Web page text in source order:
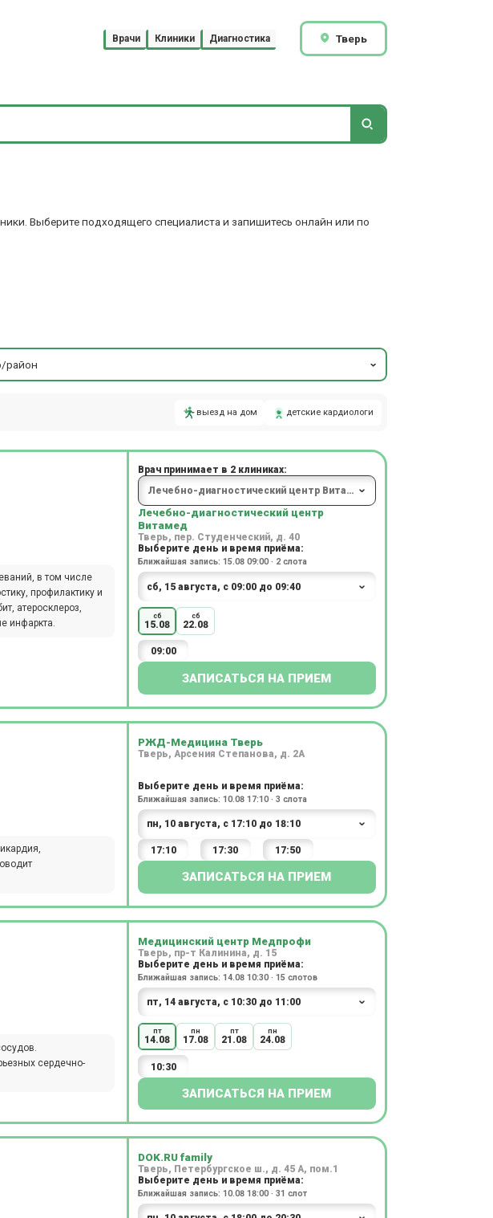
Врачи Клиники Диагностика Тверь
Выберите подходящего специалиста и запишитесь онлайн или по
район
выезд на дом детские кардиологи
в том числе
профилактику и
атеросклероз,
инфаркта.
Врач принимает в 2 клиниках:
Лечебно-диагностический центр
Витамед
Тверь, пер. Студенческий, д. 40
Выберите день и время приёма:
Ближайшая запись: 15.08 09:00 · 2 слота
сб
15.08
сб
22.08
09:00
ЗАПИСАТЬСЯ НА ПРИЕМ
РЖД-Медицина Тверь
Тверь, Арсения Степанова, д. 2А
Выберите день и время приёма:
Ближайшая запись: 10.08 17:10 · 3 слота
17:10 17:30 17:50
ЗАПИСАТЬСЯ НА ПРИЕМ
сердечно-
Медицинский центр Медпрофи
Тверь, пр-т Калинина, д. 15
Выберите день и время приёма:
Ближайшая запись: 14.08 10:30 · 15 слотов
пт
14.08
пн
17.08
пт
21.08
пн
24.08
10:30
ЗАПИСАТЬСЯ НА ПРИЕМ
DOK.RU family
Тверь, Петербургское ш., д. 45 А, пом.1
Выберите день и время приёма:
Ближайшая запись: 10.08 18:00 · 31 слот